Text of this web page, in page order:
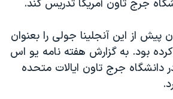
جرج تاون آمریکا تدریس کند.
پیش از این آنجلینا جولی را بعنوان
بود. به گزارش هفته نامه یو اس
دانشگاه جرج تاون ایالات متحده